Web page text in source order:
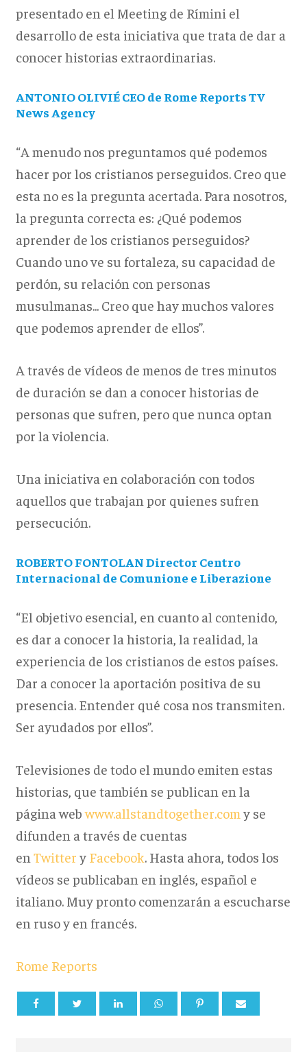
presentado en el Meeting de Rímini el
desarrollo de esta iniciativa que trata de dar a
conocer historias extraordinarias.
ANTONIO OLIVIÉ CEO de Rome Reports TV
News Agency
“A menudo nos preguntamos qué podemos
hacer por los cristianos perseguidos. Creo que
esta no es la pregunta acertada. Para nosotros,
la pregunta correcta es: ¿Qué podemos
aprender de los cristianos perseguidos?
Cuando uno ve su fortaleza, su capacidad de
perdón, su relación con personas
musulmanas... Creo que hay muchos valores
que podemos aprender de ellos”.
A través de vídeos de menos de tres minutos
de duración se dan a conocer historias de
personas que sufren, pero que nunca optan
por la violencia.
Una iniciativa en colaboración con todos
aquellos que trabajan por quienes sufren
persecución.
ROBERTO FONTOLAN Director Centro
Internacional de Comunione e Liberazione
“El objetivo esencial, en cuanto al contenido,
es dar a conocer la historia, la realidad, la
experiencia de los cristianos de estos países.
Dar a conocer la aportación positiva de su
presencia. Entender qué cosa nos transmiten.
Ser ayudados por ellos”.
Televisiones de todo el mundo emiten estas
historias, que también se publican en la
página webwww.allstandtogether.com y se
difunden a través de cuentas
en Twitter y Facebook. Hasta ahora, todos los
vídeos se publicaban en inglés, español e
italiano. Muy pronto comenzarán a escucharse
en ruso y en francés.
Rome Reports